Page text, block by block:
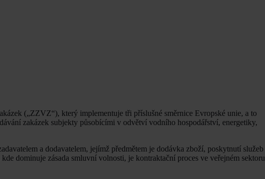
(„ZZVZ“), který implementuje tři příslušné směrnice Evropské unie, a to
zakázek subjekty působícími v odvětví vodního hospodářství, energetiky,
a dodavatelem, jejímž předmětem je dodávka zboží, poskytnutí služeb
dominuje zásada smluvní volnosti, je kontraktační proces ve veřejném sektoru